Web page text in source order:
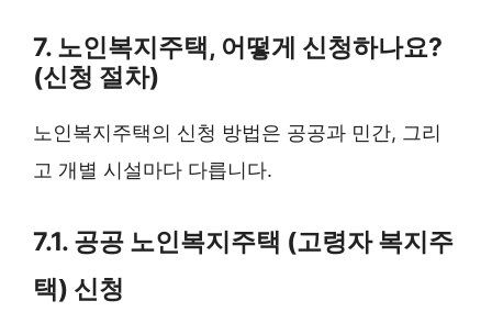
7. 노인복지주택, 어떻게 신청하나요?
(신청 절차)
노인복지주택의 신청 방법은 공공과 민간, 그리
고 개별 시설마다 다릅니다.
7.1. 공공 노인복지주택 (고령자 복지주
택) 신청